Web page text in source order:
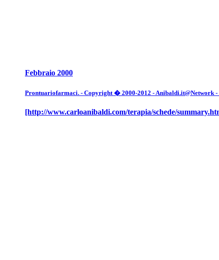
Febbraio 2000
Prontuariofarmaci. - Copyright � 2000-2012 - Anibaldi.it@Network
[http://www.carloanibaldi.com/terapia/schede/